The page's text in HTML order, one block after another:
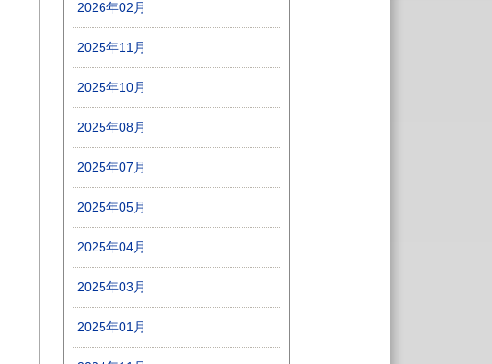
2026年02月
2025年11月
2025年10月
2025年08月
2025年07月
2025年05月
2025年04月
2025年03月
2025年01月